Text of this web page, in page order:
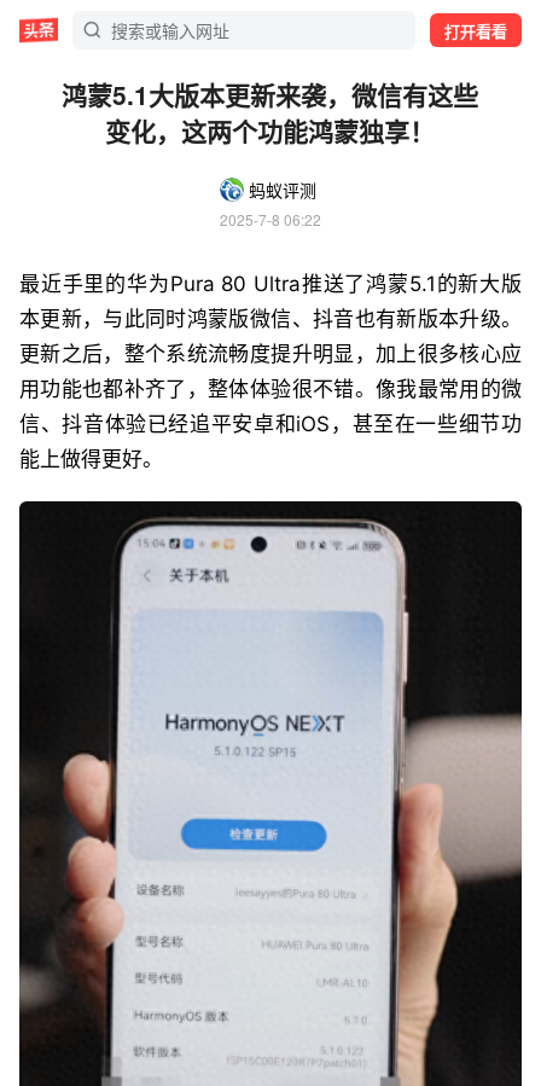
打开看看
鸿蒙5.1大版本更新来袭，微信有这些
变化，这两个功能鸿蒙独享！
蚂蚁评测
2025-7-8 06:22
最近手里的华为Pura 80 Ultra推送了鸿蒙5.1的新大版
本更新，与此同时鸿蒙版微信、抖音也有新版本升级。
更新之后，整个系统流畅度提升明显，加上很多核心应
用功能也都补齐了，整体体验很不错。像我最常用的微
信、抖音体验已经追平安卓和iOS，甚至在一些细节功
能上做得更好。